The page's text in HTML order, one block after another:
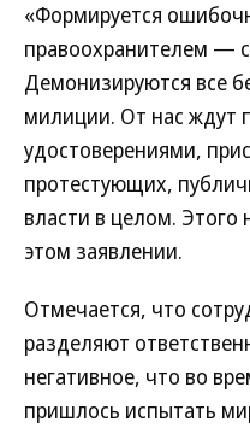
«Формируется
правоохранителем —
Демонизируются все
милиции. От нас ждут
удостоверениями,
протестующих,
власти в целом. Этого
этом заявлении.
Отмечается, что
разделяют
негативное, что во
пришлось испытать